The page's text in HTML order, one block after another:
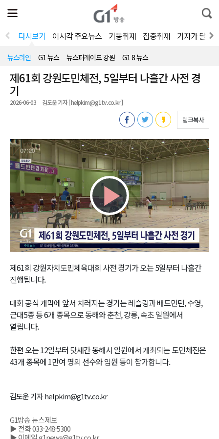
전
체
뉴
열
통
합
색
다시보기 이시각 주요뉴스 기동취재 집중취재 기자가 달려
뉴스라인 G1 뉴스 뉴스퍼레이드 강원 G1 8 뉴스
제61회 강원도민체전, 5일부터 나흘간 사전 경
기
2026-06-03 김도운 기자 [ helpkim@g1tv.co.kr ]
링크복사
Play
Video
제61회 강원자치도민체육대회 사전 경기가 오는 5일부터 나흘간
진행됩니다.
대회 공식 개막에 앞서 치러지는 경기는 레슬링과 배드민턴, 수영,
근대5종 등 6개 종목으로 동해와 춘천, 강릉, 속초 일원에서
열립니다.
한편 오는 12일부터 닷새간 동해시 일원에서 개최되는 도민체전은
43개 종목에 1만여 명의 선수와 임원 등이 참가합니다.
김도운 기자 helpkim@g1tv.co.kr
G1방송 뉴스제보
▶ 전화 033-248-5300